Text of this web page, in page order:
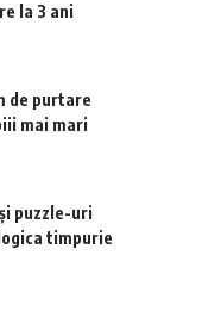
la 3 ani
de purtare
mai mari
puzzle-uri
timpurie